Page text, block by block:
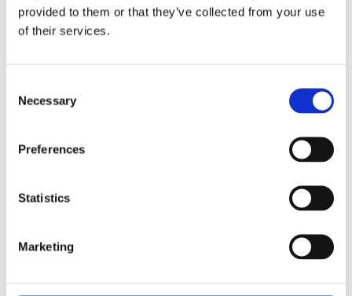
provided to them or that they’ve collected from your use
of their services.
Selection
Necessary
Preferences
Statistics
Marketing
Se vores cases og bliv
bruserum